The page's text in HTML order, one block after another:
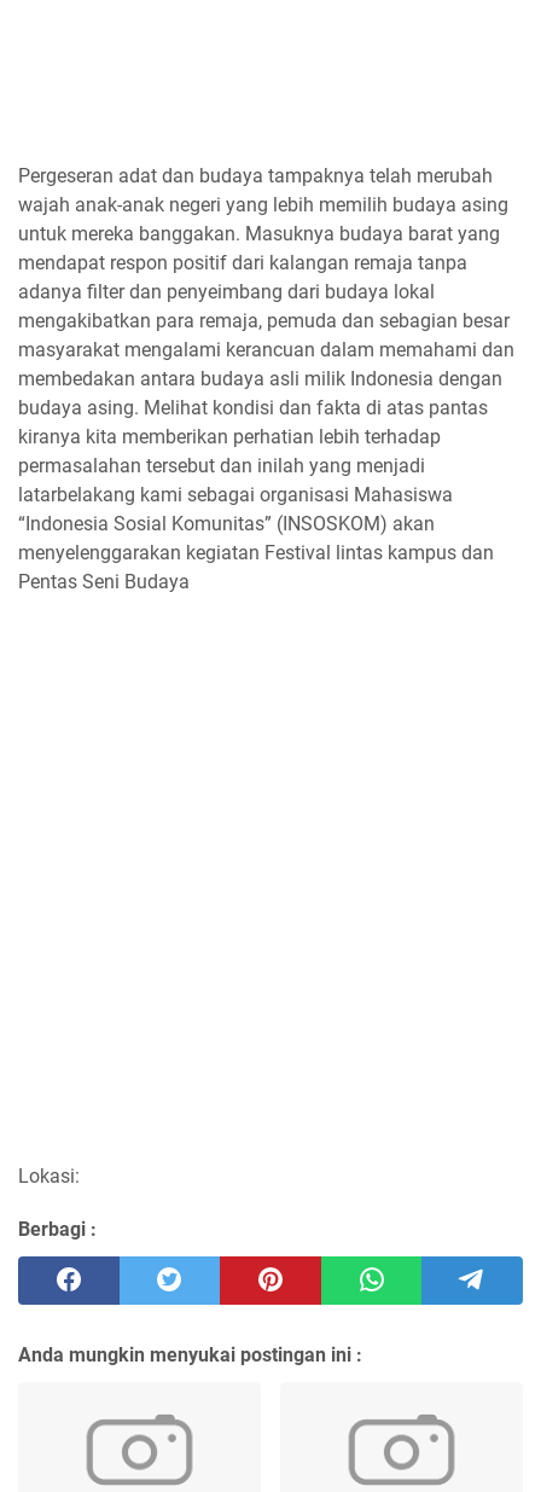
Pergeseran adat dan budaya tampaknya telah merubah
wajah anak-anak negeri yang lebih memilih budaya asing
untuk mereka banggakan. Masuknya budaya barat yang
mendapat respon positif dari kalangan remaja tanpa
adanya filter dan penyeimbang dari budaya lokal
mengakibatkan para remaja, pemuda dan sebagian besar
masyarakat mengalami kerancuan dalam memahami dan
membedakan antara budaya asli milik Indonesia dengan
budaya asing. Melihat kondisi dan fakta di atas pantas
kiranya kita memberikan perhatian lebih terhadap
permasalahan tersebut dan inilah yang menjadi
latarbelakang kami sebagai organisasi Mahasiswa
“Indonesia Sosial Komunitas” (INSOSKOM) akan
menyelenggarakan kegiatan Festival lintas kampus dan
Pentas Seni Budaya
Lokasi:
Berbagi :
Anda mungkin menyukai postingan ini :